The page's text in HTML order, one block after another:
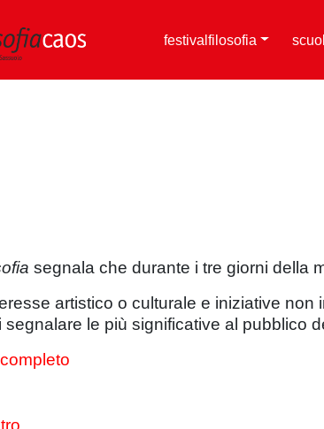
festivalfilosofia
segnala che durante i tre giorni della
artistico o culturale e iniziative
segnalare le più significative al pubblico